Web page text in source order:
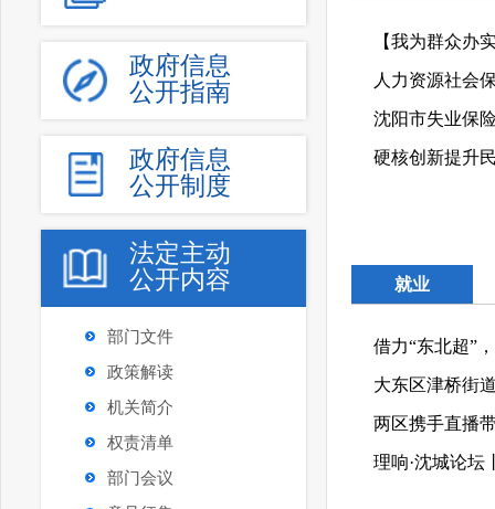
政府信息
公开指南
政府信息
公开制度
法定主动
公开内容
部门文件
政策解读
机关简介
权责清单
部门会议
【我为群众办
沈阳市失业保
硬核创新提升
就业
借力“东北超”
两区携手直播
理响·沈城论坛